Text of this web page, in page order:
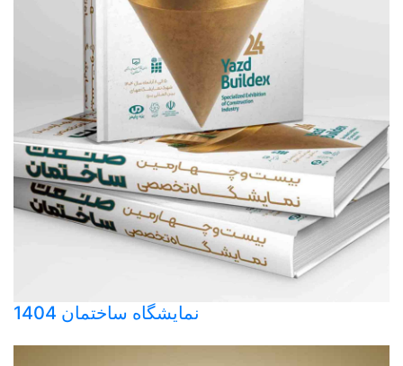
نمایشگاه ساختمان 1404